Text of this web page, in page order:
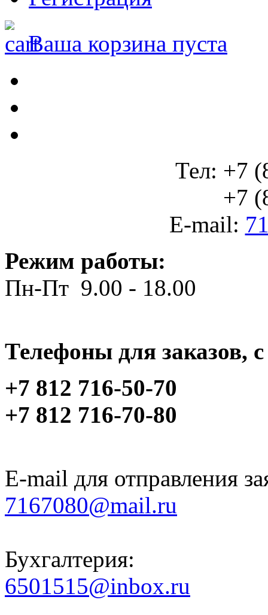
Ваша корзина пуста
Тел: +7
+7
E-mail:
Режим работы:
Пн-Пт 9.00 - 18.00
Телефоны для заказов,
+7 812 716-50-70
+7 812 716-70-80
E-mail для отправления
7167080@mail.ru
Бухгалтерия:
6501515@inbox.ru